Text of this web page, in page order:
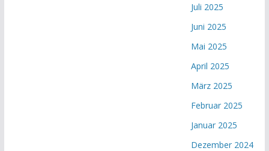
Juli 2025
Juni 2025
Mai 2025
April 2025
März 2025
Februar 2025
Januar 2025
Dezember 2024